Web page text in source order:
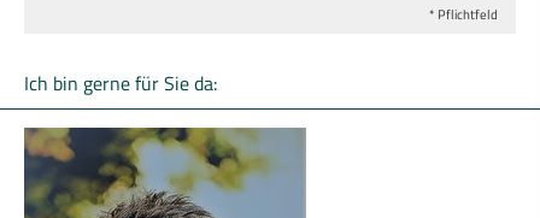
* Pflichtfeld
Ich bin gerne für Sie da: